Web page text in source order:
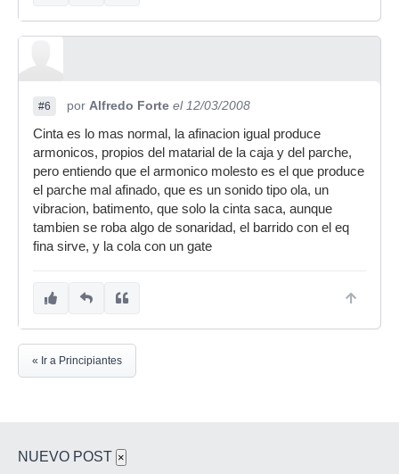
#6 por Alfredo Forte el 12/03/2008
Cinta es lo mas normal, la afinacion igual produce
armonicos, propios del matarial de la caja y del parche,
pero entiendo que el armonico molesto es el que produce
el parche mal afinado, que es un sonido tipo ola, un
vibracion, batimento, que solo la cinta saca, aunque
tambien se roba algo de sonaridad, el barrido con el eq
fina sirve, y la cola con un gate
« Ir a Principiantes
NUEVO POST ×